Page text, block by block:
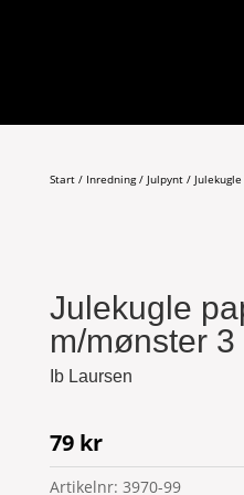
Start/ Inredning/ Julpynt/
Julekugle
m/mønster 3
Ib Laursen
79 kr
Artikelnr: 3970-99